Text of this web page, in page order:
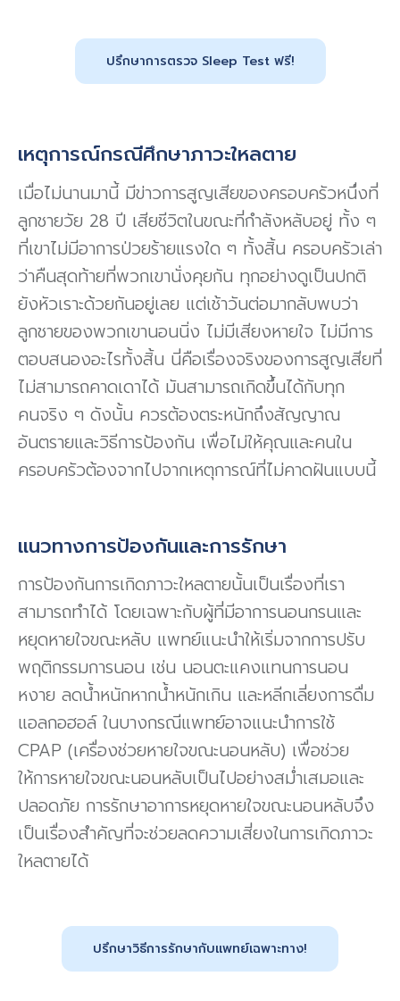
ปรึกษาการตรวจ Sleep Test ฟรี!
เหตุการณ์กรณีศึกษาภาวะใหลตาย
เมื่อไม่นานมานี้ มีข่าวการสูญเสียของครอบครัวหนึ่งที่
ลูกชายวัย 28 ปี เสียชีวิตในขณะที่กำลังหลับอยู่ ทั้ง ๆ
ที่เขาไม่มีอาการป่วยร้ายแรงใด ๆ ทั้งสิ้น ครอบครัวเล่า
ว่าคืนสุดท้ายที่พวกเขานั่งคุยกัน ทุกอย่างดูเป็นปกติ
ยังหัวเราะด้วยกันอยู่เลย แต่เช้าวันต่อมากลับพบว่า
ลูกชายของพวกเขานอนนิ่ง ไม่มีเสียงหายใจ ไม่มีการ
ตอบสนองอะไรทั้งสิ้น นี่คือเรื่องจริงของการสูญเสียที่
ไม่สามารถคาดเดาได้ มันสามารถเกิดขึ้นได้กับทุก
คนจริง ๆ ดังนั้น ควรต้องตระหนักถึงสัญญาณ
อันตรายและวิธีการป้องกัน เพื่อไม่ให้คุณและคนใน
ครอบครัวต้องจากไปจากเหตุการณ์ที่ไม่คาดฝันแบบนี้
แนวทางการป้องกันและการรักษา
การป้องกันการเกิดภาวะใหลตายนั้นเป็นเรื่องที่เรา
สามารถทำได้ โดยเฉพาะกับผู้ที่มีอาการนอนกรนและ
หยุดหายใจขณะหลับ แพทย์แนะนำให้เริ่มจากการปรับ
พฤติกรรมการนอน เช่น นอนตะแคงแทนการนอน
หงาย ลดน้ำหนักหากน้ำหนักเกิน และหลีกเลี่ยงการดื่ม
แอลกอฮอล์ ในบางกรณีแพทย์อาจแนะนำการใช้
CPAP (เครื่องช่วยหายใจขณะนอนหลับ) เพื่อช่วย
ให้การหายใจขณะนอนหลับเป็นไปอย่างสม่ำเสมอและ
ปลอดภัย การรักษาอาการหยุดหายใจขณะนอนหลับจึง
เป็นเรื่องสำคัญที่จะช่วยลดความเสี่ยงในการเกิดภาวะ
ใหลตายได้
ปรึกษาวิธีการรักษากับเเพทย์เฉพาะทาง!